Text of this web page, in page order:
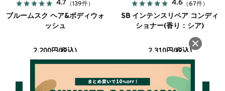
4.7 （139件）
ブルームスク ヘア&ボディウォ
ッシュ
2,200円(税込)
4.6（67件）
SB インテンスリペア コンディ
ショナー(香り：シア)
2,310円(税込)
詳しく見る